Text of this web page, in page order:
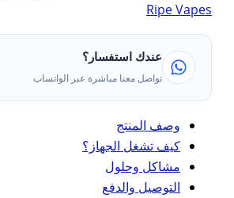
Ripe Vapes
عندك استفسار؟
تواصل معنا مباشرة عبر الواتساب
وصف المنتج
كيف تشغل الجهاز؟
مشاكل وحلول
التوصيل والدفع